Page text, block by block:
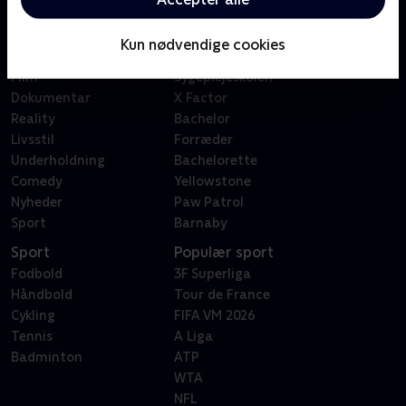
Kun nødvendige cookies
Kategorier
Film
Dokumentar
Reality
Livsstil
Underholdning
Comedy
Nyheder
Sport
Badehotellet
Sygeplejeskolen
X Factor
Bachelor
Forræder
Bachelorette
Yellowstone
Paw Patrol
Barnaby
Sport
Fodbold
Håndbold
Cykling
Tennis
Badminton
Populær sport
3F Superliga
Tour de France
FIFA VM 2026
A Liga
ATP
WTA
NFL